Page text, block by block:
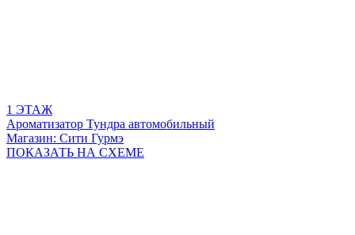
1 ЭТАЖ
Ароматизатор Тундра автомобильный
Магазин: Сити Гурмэ
ПОКАЗАТЬ НА СХЕМЕ